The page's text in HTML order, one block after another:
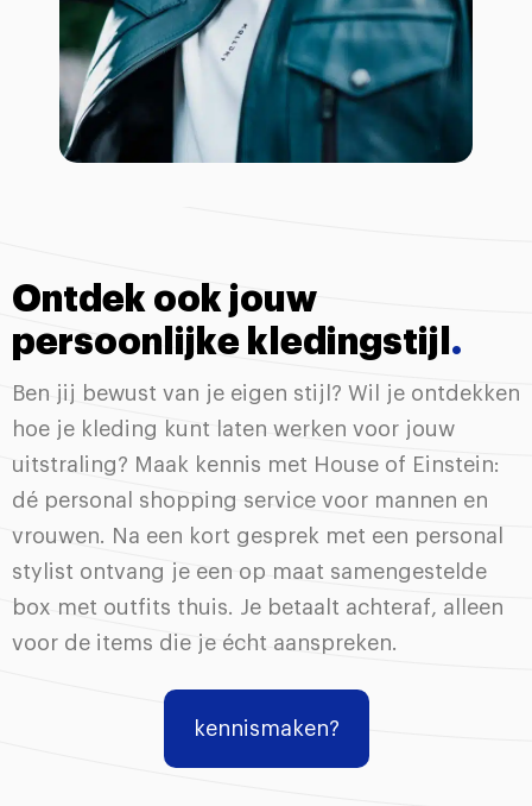
Ontdek ook jouw
persoonlijke kledingstijl .
Ben jij bewust van je eigen stijl? Wil je ontdekken
hoe je kleding kunt laten werken voor jouw
uitstraling? Maak kennis met House of Einstein:
dé personal shopping service voor mannen en
vrouwen. Na een kort gesprek met een personal
stylist ontvang je een op maat samengestelde
box met outfits thuis. Je betaalt achteraf, alleen
voor de items die je écht aanspreken.
kennismaken?